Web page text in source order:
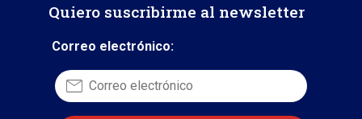
Quiero suscribirme al newsletter
Correo electrónico: